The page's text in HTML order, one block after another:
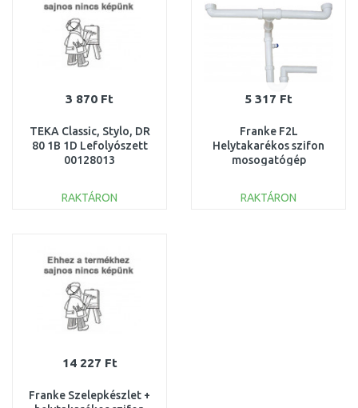
3 870 Ft
TEKA Classic, Stylo, DR
80 1B 1D Lefolyószett
00128013
RAKTÁRON
5 317 Ft
Franke F2L
Helytakarékos szifon
mosogatógép
112.0167.983
RAKTÁRON
14 227 Ft
Franke Szelepkészlet +